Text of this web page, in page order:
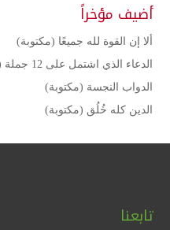
أضيف مؤخراً
ألا إن القوة لله جميعًا (مكتوبة)
الدعاء الذي اشتمل على 12 جملة (مكتوبة)
الدواب النجسة (مكتوبة)
الدين كله خُلُق (مكتوبة)
تابعنا